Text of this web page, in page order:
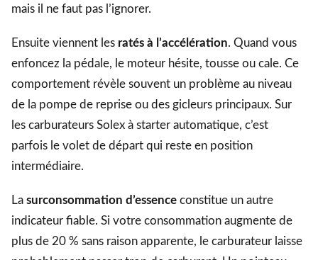
mais il ne faut pas l’ignorer.
Ensuite viennent les ratés à l’accélération. Quand vous
enfoncez la pédale, le moteur hésite, tousse ou cale. Ce
comportement révèle souvent un problème au niveau
de la pompe de reprise ou des gicleurs principaux. Sur
les carburateurs Solex à starter automatique, c’est
parfois le volet de départ qui reste en position
intermédiaire.
La surconsommation d’essence constitue un autre
indicateur fiable. Si votre consommation augmente de
plus de 20 % sans raison apparente, le carburateur laisse